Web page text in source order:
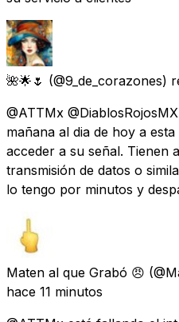
🌺🌟🌷 (@9_de_corazones)
@ATTMx
mañana al dia de hoy a
acceder a su señal. Tienen
transmisión de datos o
lo tengo por minutos y
Maten al que Grabó 😠
hace 11 minutos